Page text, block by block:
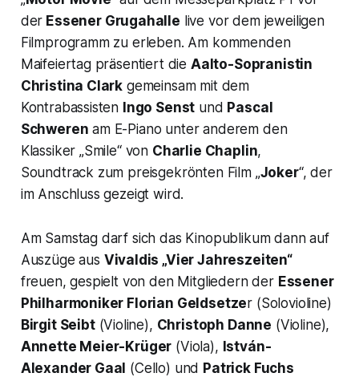
der Essener Grugahalle live vor dem jeweiligen
Filmprogramm zu erleben. Am kommenden
Maifeiertag präsentiert die Aalto-Sopranistin
Christina Clark gemeinsam mit dem
Kontrabassisten Ingo Senst und Pascal
Schweren am E-Piano unter anderem den
Klassiker „Smile“ von Charlie Chaplin,
Soundtrack zum preisgekrönten Film „Joker“, der
im Anschluss gezeigt wird.
Am Samstag darf sich das Kinopublikum dann auf
Auszüge aus Vivaldis „Vier Jahreszeiten“
freuen, gespielt von den Mitgliedern der Essener
Philharmoniker Florian Geldsetzer (Solovioline)
Birgit Seibt(Violine), Christoph Danne (Violine),
Annette Meier-Krüger (Viola), István-
Alexander Gaal (Cello) und Patrick Fuchs